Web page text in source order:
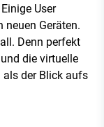
User
Geräten.
Denn perfekt
die virtuelle
als der Blick aufs